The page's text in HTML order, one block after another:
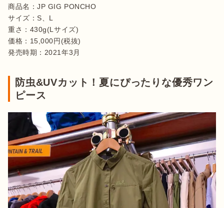
商品名：JP GIG PONCHO
サイズ：S、L
重さ：430g(Lサイズ)
価格：15,000円(税抜)
発売時期：2021年3月
防虫&UVカット！夏にぴったりな優秀ワン
ピース